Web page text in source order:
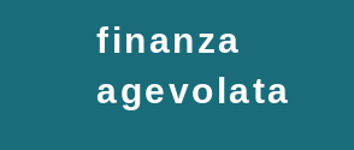
finanza
agevolata